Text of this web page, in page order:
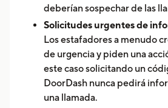
deberían sospechar de las
Solicitudes urgentes de
Los estafadores a menudo
de urgencia y piden una
este caso solicitando un
DoorDash nunca pedirá
una llamada.